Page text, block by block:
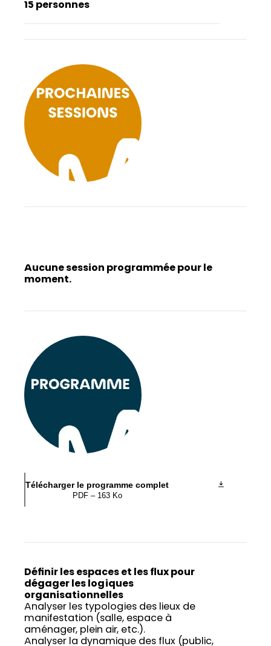
15 personnes
Aucune session programmée pour le
moment.
Télécharger le programme complet
PDF – 163 Ko
Définir les espaces et les flux pour
dégager les logiques
organisationnelles
Analyser les typologies des lieux de
manifestation (salle, espace à
aménager, plein air, etc.).
Analyser la dynamique des flux (public,